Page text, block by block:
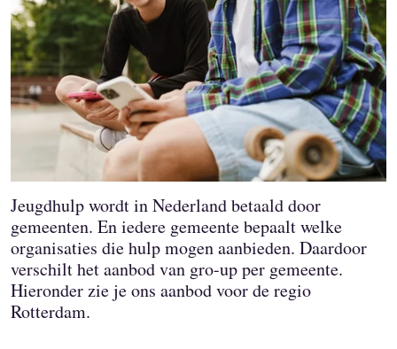
Jeugdhulp wordt in Nederland betaald door
gemeenten. En iedere gemeente bepaalt welke
organisaties die hulp mogen aanbieden. Daardoor
verschilt het aanbod van gro-up per gemeente.
Hieronder zie je ons aanbod voor de regio
Rotterdam.